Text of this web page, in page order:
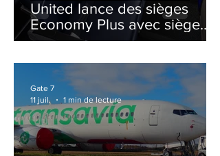
United lance des sièges
Economy Plus avec siège
central neutralisé
Gate 7
11 juil.
1 min de lecture